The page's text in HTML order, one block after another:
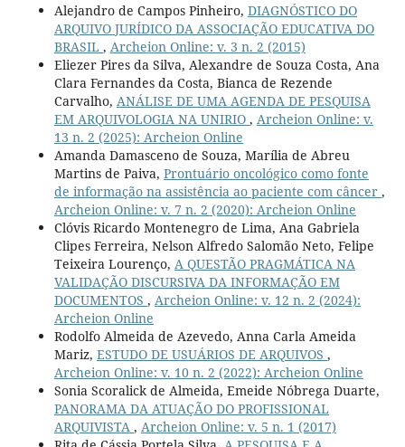
Alejandro de Campos Pinheiro, DIAGNÓSTICO DO
ARQUIVO JURÍDICO DA ASSOCIAÇÃO EDUCATIVA DO
BRASIL , Archeion Online: v. 3 n. 2 (2015)
Eliezer Pires da Silva, Alexandre de Souza Costa, Ana
Clara Fernandes da Costa, Bianca de Rezende
Carvalho, ANÁLISE DE UMA AGENDA DE PESQUISA
EM ARQUIVOLOGIA NA UNIRIO , Archeion Online: v.
13 n. 2 (2025): Archeion Online
Amanda Damasceno de Souza, Marília de Abreu
Martins de Paiva, Prontuário oncológico como fonte
de informação na assistência ao paciente com câncer ,
Archeion Online: v. 7 n. 2 (2020): Archeion Online
Clóvis Ricardo Montenegro de Lima, Ana Gabriela
Clipes Ferreira, Nelson Alfredo Salomão Neto, Felipe
Teixeira Lourenço, A QUESTÃO PRAGMÁTICA NA
VALIDAÇÃO DISCURSIVA DA INFORMAÇÃO EM
DOCUMENTOS , Archeion Online: v. 12 n. 2 (2024):
Archeion Online
Rodolfo Almeida de Azevedo, Anna Carla Ameida
Mariz, ESTUDO DE USUÁRIOS DE ARQUIVOS ,
Archeion Online: v. 10 n. 2 (2022): Archeion Online
Sonia Scoralick de Almeida, Emeide Nóbrega Duarte,
PANORAMA DA ATUAÇÃO DO PROFISSIONAL
ARQUIVISTA , Archeion Online: v. 5 n. 1 (2017)